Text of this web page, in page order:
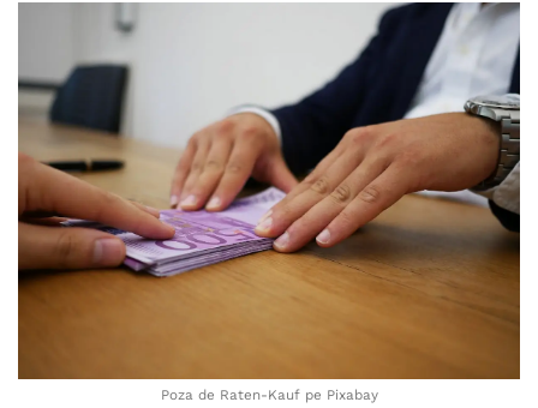
Poza de Raten-Kauf pe Pixabay